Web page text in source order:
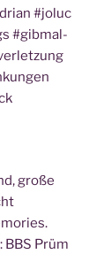
#joluc
#gib­mal­
gro­ße
Prüm